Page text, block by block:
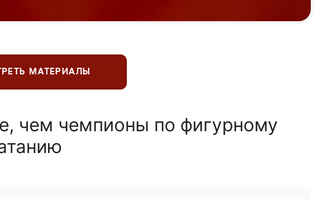
МАТЕРИАЛЫ
чем чемпионы по фигурному